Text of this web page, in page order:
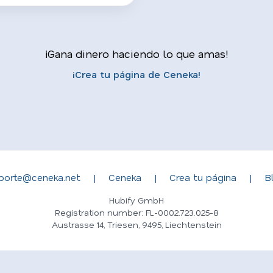
¡Gana dinero haciendo lo que amas!
¡Crea tu página de Ceneka!
| Ceneka | Crea tu página |
Hubify GmbH
Registration number: FL-0002.723.025-8
Austrasse 14, Triesen, 9495, Liechtenstein